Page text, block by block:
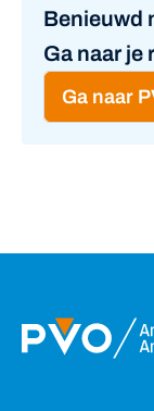
Benieuwd
Ga naar je
Ga naar